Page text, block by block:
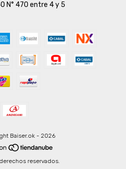
N° 470 entre 4 y 5
Baiser.ok - 2026
reservados.